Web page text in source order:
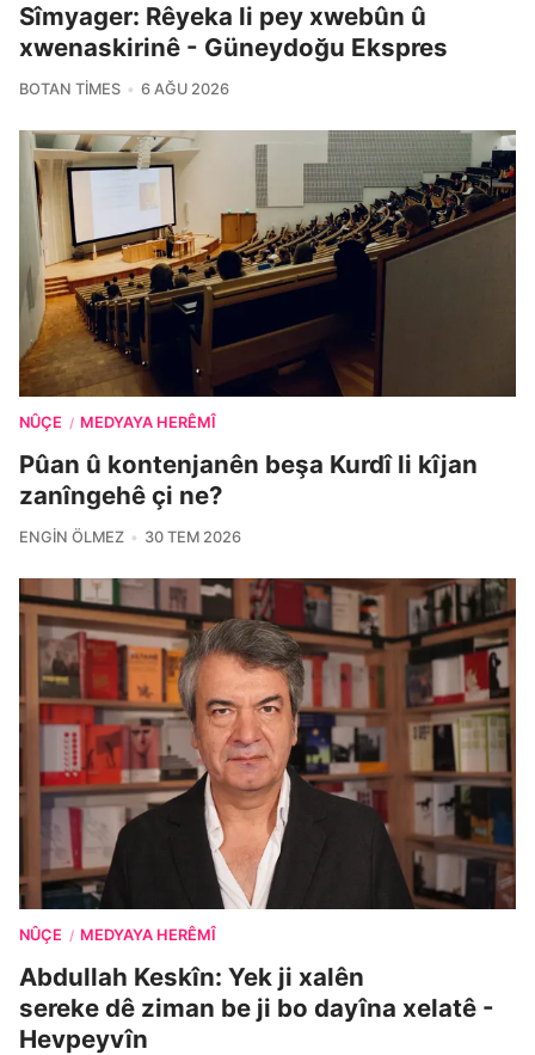
Sîmyager: Rêyeka li pey xwebûn û
xwenaskirinê - Güneydoğu Ekspres
BOTAN TIMES 6 AĞU 2026
NÛÇE / MEDYAYA HERÊMÎ
Pûan û kontenjanên beşa Kurdî li kîjan
zanîngehê çi ne?
ENGIN ÖLMEZ 30 TEM 2026
NÛÇE / MEDYAYA HERÊMÎ
Abdullah Keskîn: Yek ji xalên
sereke dê ziman be ji bo dayîna xelatê -
Hevpeyvîn